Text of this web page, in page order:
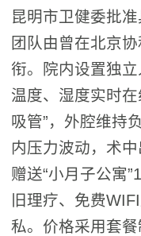
昆明市卫健委批
团队由曾在北京
衔。院内设置独立
温度、湿度实时
吸管”，外腔维持
内压力波动，术
赠送“小月子公寓
旧理疗、免费
私。价格采用套